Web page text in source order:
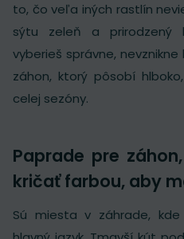
to, čo veľa iných rastlín
sýtu zeleň a prirodzený
vyberieš správne, nevznikne
záhon, ktorý pôsobí
celej sezóny.
Paprade pre
kričať farbou, aby
Sú miesta v záhrade,